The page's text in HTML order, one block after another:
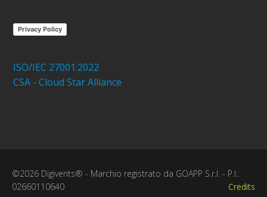
Privacy Policy
ISO/IEC 27001:2022
CSA - Cloud Star Alliance
©2026 Digivents® - Marchio registrato da GOAPP S.r.l. - P.I.:
02660110640
Credits